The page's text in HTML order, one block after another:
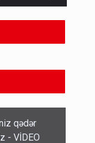
açıldı:
manatı